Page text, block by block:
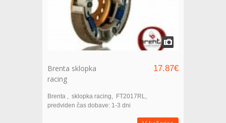
Brenta sklopka
racing
17.87€
Brenta sklopka racing
FT2017RL
predviden čas dobave: 1-3 dni